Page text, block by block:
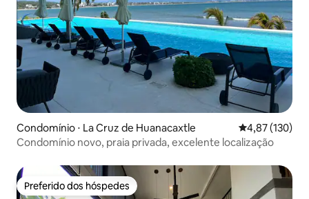
Condomínio ⋅ La Cruz de Huanacaxtle 4,87 de uma
4,87 (130)
Condomínio novo, praia privada, excelente localização
Preferido dos hóspedes
Preferido dos hóspedes